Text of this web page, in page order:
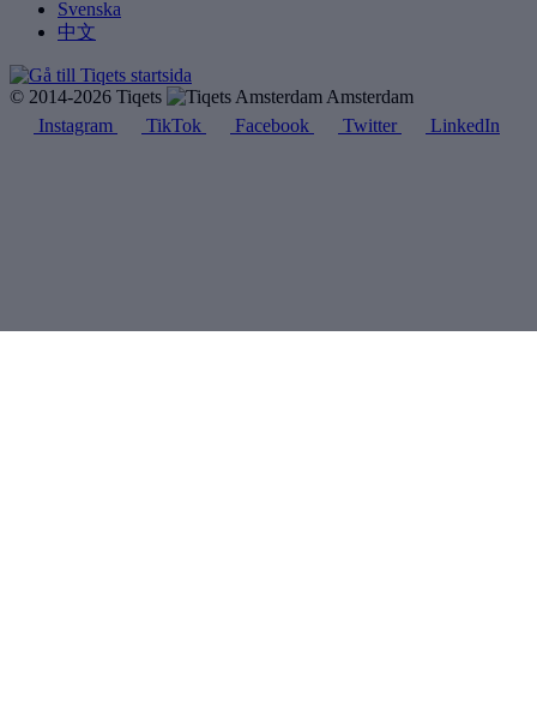
Svenska
中文
© 2014-2026 Tiqets
Amsterdam
Instagram
TikTok Facebook Twitter LinkedIn